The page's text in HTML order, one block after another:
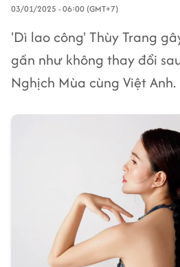
03/01/2025 - 06:00 (GMT+7)
'Dì lao công' Thùy Trang
gần như không thay đổi
Nghịch Mùa cùng Việt Anh.